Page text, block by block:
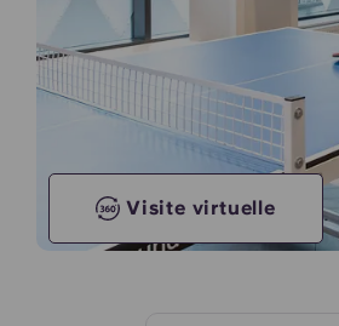
Visite virtuelle
Cuisine commune